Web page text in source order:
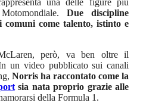
una delle figure più
Due discipline
come talento, istinto e
però, va ben oltre il
un video pubblicato sui canali
Norris ha raccontato come la
sia nata proprio grazie alle
della Formula 1.